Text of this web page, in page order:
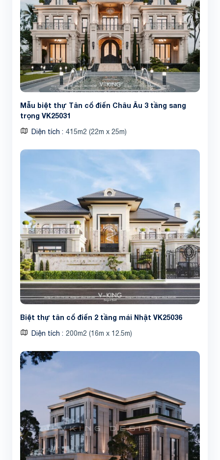
Mẫu biệt thự Tân cổ điển Châu Âu 3 tầng sang
trọng VK25031
Diện tích 415m2 (22m x 25m)
Biệt thự tân cổ điển 2 tầng mái Nhật VK25036
Diện tích 200m2 (16m x 12.5m)